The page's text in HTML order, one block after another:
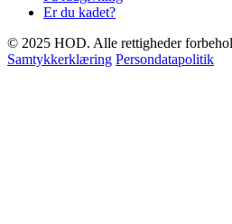
Er du kadet?
© 2025 HOD. Alle rettigheder
Samtykkerklæring Persondatapolitik